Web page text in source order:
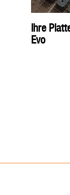
Ihre
Evo